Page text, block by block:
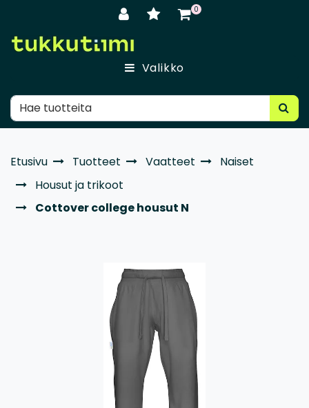
0
Valikko
Etusivu Tuotteet Vaatteet
Naiset
Housut ja trikoot
Cottover college housut N